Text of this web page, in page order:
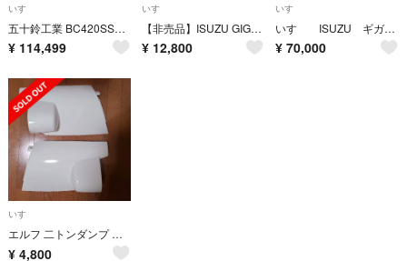
いすゞ
五十鈴工業 BC420SSSCi vintage リール 新品 送込
¥ 114,499
いすゞ
【非売品】ISUZU GIGA ギガ トラック模型
¥ 12,800
いすゞ
いすゞ ISUZU ギガ GIGA シーケンシャル LED ウインカー フルカラ
¥ 70,000
いすゞ
エルフ 二トンダンプ コーナーパネル
¥ 4,800